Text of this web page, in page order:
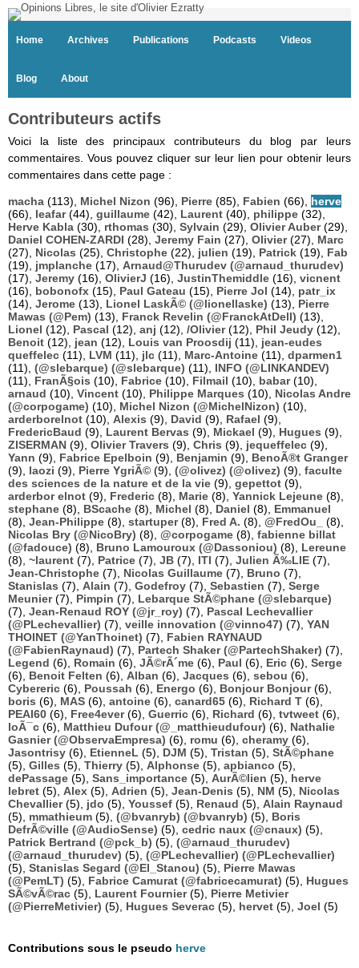
Home Archives Publications Podcasts Videos
Blog About
Contributeurs actifs
Voici la liste des principaux contributeurs du blog par leurs
commentaires. Vous pouvez cliquer sur leur lien pour obtenir leurs
commentaires dans cette page :
macha (113), Michel Nizon (96), Pierre (85), Fabien (66), herve
(66), leafar(44), guillaume (42), Laurent (40), philippe (32),
Herve Kabla (30), rthomas (30), Sylvain (29), Olivier Auber(29),
Daniel COHEN-ZARDI (28), Jeremy Fain (27), Olivier(27), Marc
(27), Nicolas (25), Christophe (22), julien (19), Patrick (19), Fab
(19), jmplanche (17), Arnaud@Thurudev (@arnaud_thurudev)
(17), Jeremy (16), OlivierJ (16), JustinThemiddle (16), vicnent
(16), bobonofx (15), Paul Gateau (15), Pierre Jol (14), patr_ix
(14), Jerome (13), Lionel LaskÃ© (@lionellaske) (13), Pierre
Mawas (@Pem) (13), Franck Revelin (@FranckAtDell) (13),
Lionel (12), Pascal (12), anj (12), /Olivier(12), Phil Jeudy (12),
Benoit (12), jean (12), Louis van Proosdij (11), jean-eudes
queffelec (11), LVM (11), jlc (11), Marc-Antoine (11), dparmen1
(11), (@slebarque) (@slebarque) (11), INFO (@LINKANDEV)
(11), FranÃ§ois (10), Fabrice (10), Filmail (10), babar(10),
arnaud (10), Vincent (10), Philippe Marques (10), Nicolas Andre
(@corpogame) (10), Michel Nizon (@MichelNizon) (10),
arderborelnot (10), Alexis (9), David (9), Rafael (9),
FredericBaud (9), Laurent Bervas (9), Mickael (9), Hugues (9),
ZISERMAN (9), Olivier Travers (9), Chris (9), jequeffelec (9),
Yann (9), Fabrice Epelboin (9), Benjamin (9), BenoÃ®t Granger
(9), laozi (9), Pierre YgriÃ© (9), (@olivez) (@olivez) (9), faculte
des sciences de la nature et de la vie (9), gepettot (9),
arderbor elnot (9), Frederic (8), Marie (8), Yannick Lejeune (8),
stephane (8), BScache (8), Michel (8), Daniel (8), Emmanuel
(8), Jean-Philippe (8), startuper(8), Fred A. (8), @FredOu_
(8),
Nicolas Bry (@NicoBry) (8), @corpogame (8), fabienne billat
(@fadouce) (8), Bruno Lamouroux (@Dassoniou) (8), Lereune
(8), ~laurent (7), Patrice (7), JB (7), ITI (7), Julien Ã‰LIE (7),
Jean-Christophe (7), Nicolas Guillaume (7), Bruno (7),
Stanislas (7), Alain (7), Godefroy (7), Sebastien (7), Serge
Meunier(7), Pimpin (7), Lebarque StÃ©phane (@slebarque)
(7), Jean-Renaud ROY (@jr_roy) (7), Pascal Lechevallier
(@PLechevallier) (7), veille innovation (@vinno47) (7), YAN
THOINET (@YanThoinet) (7), Fabien RAYNAUD
(@FabienRaynaud) (7), Partech Shaker (@PartechShaker) (7),
Legend (6), Romain (6), JÃ©rÃ´me (6), Paul (6), Eric (6), Serge
(6), Benoit Felten (6), Alban (6), Jacques (6), sebou (6),
Cybereric (6), Poussah (6), Energo (6), Bonjour Bonjour(6),
boris (6), MAS (6), antoine (6), canard65 (6), Richard T (6),
PEAI60 (6), Free4ever(6), Guerric (6), Richard (6), tvtweet (6),
loÃ¯c (6), Matthieu Dufour (@_matthieudufour) (6), Nathalie
Gasnier (@ObservaEmpresa) (6), romu (6), cheramy (6),
Jasontrisy (6), EtienneL (5), DJM (5), Tristan (5), StÃ©phane
(5), Gilles (5), Thierry (5), Alphonse (5), apbianco (5),
dePassage (5), Sans_importance (5), AurÃ©lien (5), herve
lebret (5), Alex (5), Adrien (5), Jean-Denis (5), NM (5), Nicolas
Chevallier(5), jdo (5), Youssef (5), Renaud (5), Alain Raynaud
(5), mmathieum (5), (@bvanryb) (@bvanryb) (5), Boris
DefrÃ©ville (@AudioSense) (5), cedric naux (@cnaux) (5),
Patrick Bertrand (@pck_b) (5), (@arnaud_thurudev)
(@arnaud_thurudev) (5), (@PLechevallier) (@PLechevallier)
(5), Stanislas Segard (@El_Stanou) (5), Pierre Mawas
(@PemLT) (5), Fabrice Camurat (@fabricecamurat) (5), Hugues
SÃ©vÃ©rac (5), Laurent Fournier(5), Pierre Metivier
(@PierreMetivier) (5), Hugues Severac (5), hervet (5), Joel (5)
Contributions sous le pseudo herve